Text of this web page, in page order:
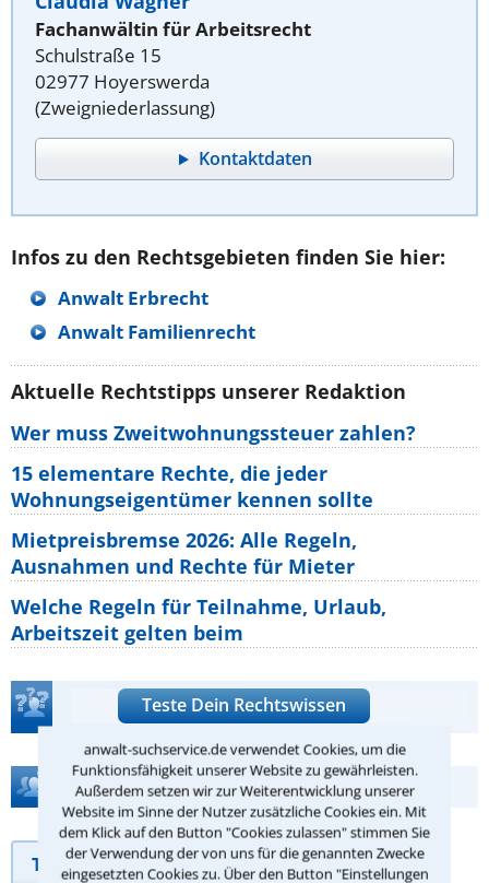
anwalt-suchservice.de verwendet Cookies, um die
Funktionsfähigkeit unserer Website zu gewährleisten.
Außerdem setzen wir zur Weiterentwicklung unserer
Website im Sinne der Nutzer zusätzliche Cookies ein. Mit
dem Klick auf den Button "Cookies zulassen" stimmen Sie
der Verwendung der von uns für die genannten Zwecke
eingesetzten Cookies zu. Über den Button "Einstellungen
Fachanwältin für Arbeitsrecht
Schulstraße 15
02977 Hoyerswerda
(Zweigniederlassung)
Kontaktdaten
Infos zu den Rechtsgebieten finden Sie hier:
Anwalt Erbrecht
Anwalt Familienrecht
Aktuelle Rechtstipps unserer Redaktion
Wer muss Zweitwohnungssteuer zahlen?
15 elementare Rechte, die jeder
Wohnungseigentümer kennen sollte
Mietpreisbremse 2026: Alle Regeln,
Ausnahmen und Rechte für Mieter
Welche Regeln für Teilnahme, Urlaub,
Arbeitszeit gelten beim
Teste Dein Rechtswissen
Hilfe bei Ihrer Anwaltsuche?
Telefonhilfe Beratungsanfrage